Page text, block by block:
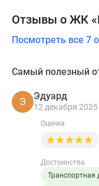
Отзывы о ЖК
Посмотреть все 7
Самый полезный
Э
Эдуард
12 декабря 2025
Оценка:
Достоинства
Транспортная